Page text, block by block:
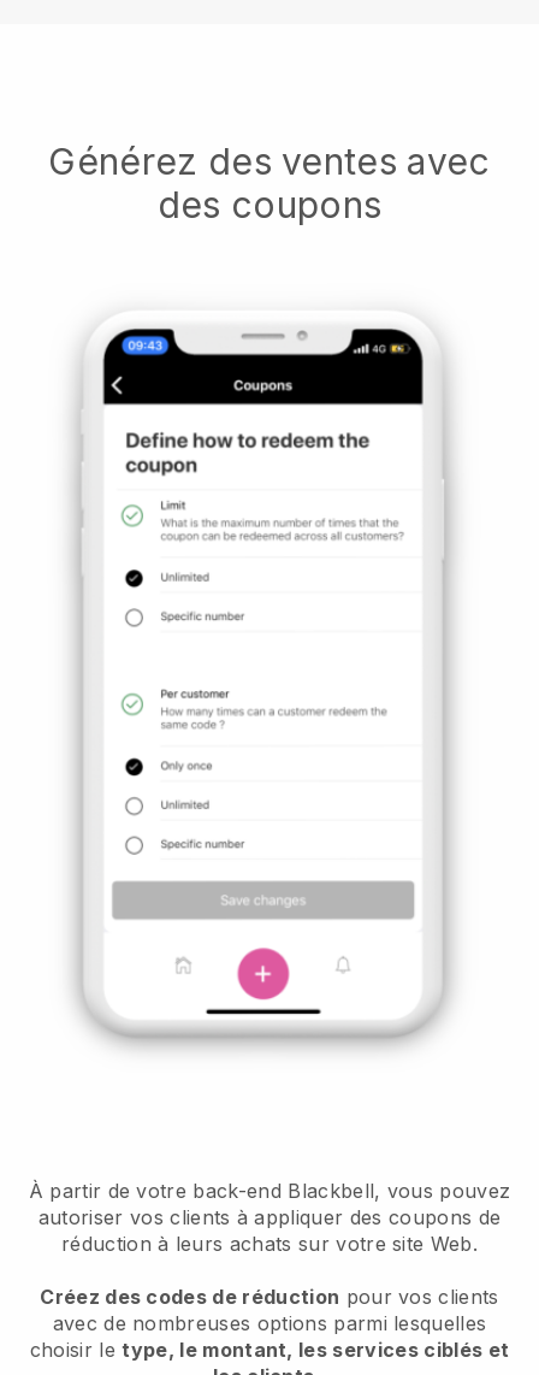
Générez des ventes avec
des coupons
À partir de votre back-end Blackbell, vous pouvez
autoriser vos clients à appliquer des coupons de
réduction à leurs achats sur votre site Web.
Créez des codes de réduction pour vos clients
avec de nombreuses options parmi lesquelles
choisir letype, le montant, les services ciblés et